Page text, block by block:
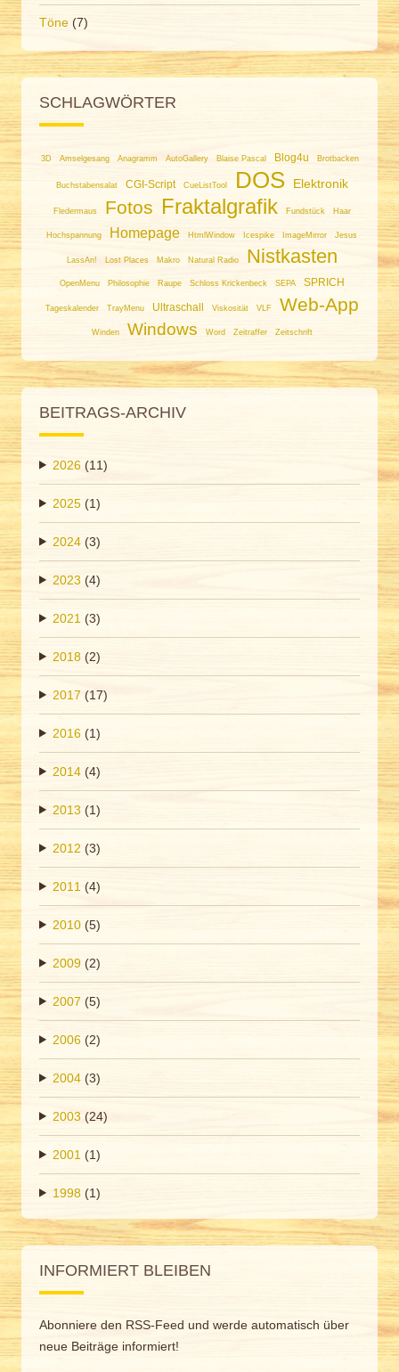
Töne (7)
SCHLAGWÖRTER
3D Amselgesang Anagramm AutoGallery Blaise Pascal Blog4u Brotbacken
Buchstabensalat CGI-Script CueListTool DOS Elektronik
Fledermaus Fotos Fraktalgrafik Fundstück Haar
Hochspannung Homepage HtmlWindow Icespike ImageMirror Jesus
LassAn! Lost Places Makro Natural Radio Nistkasten
OpenMenu Philosophie Raupe Schloss Krickenbeck SEPA SPRICH
Tageskalender TrayMenu Ultraschall Viskosität VLF Web-App
Winden Windows Word Zeitraffer Zeitschrift
BEITRAGS-ARCHIV
2026 (11)
2025 (1)
2024 (3)
2023 (4)
2021 (3)
2018 (2)
2017 (17)
2016 (1)
2014 (4)
2013 (1)
2012 (3)
2011 (4)
2010 (5)
2009 (2)
2007 (5)
2006 (2)
2004 (3)
2003 (24)
2001 (1)
1998 (1)
INFORMIERT BLEIBEN
Abonniere den RSS-Feed und werde automatisch über
neue Beiträge informiert!